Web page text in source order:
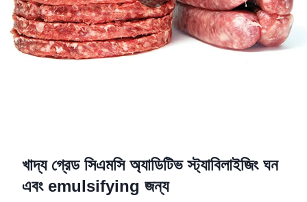
খাদ্য গ্রেড সিএমসি অ্যাডিটিভ স্ট্যাবিলাইজিং ঘন
এবং emulsifying জন্য